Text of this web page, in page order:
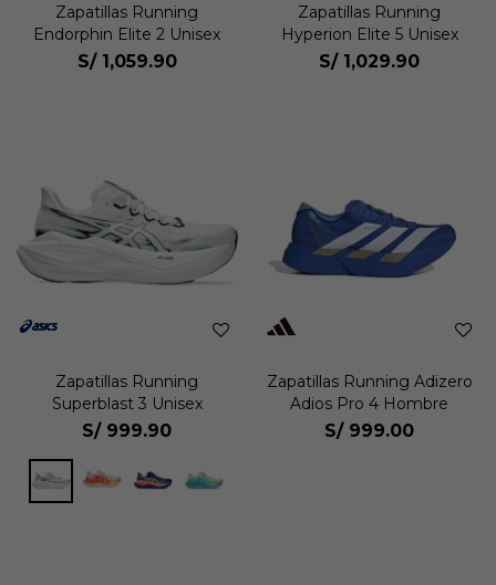
Zapatillas Running
Endorphin Elite 2 Unisex
S/ 1,059.90
Zapatillas Running
Hyperion Elite 5 Unisex
S/ 1,029.90
Zapatillas Running
Superblast 3 Unisex
S/ 999.90
Zapatillas Running Adizero
Adios Pro 4 Hombre
S/ 999.00